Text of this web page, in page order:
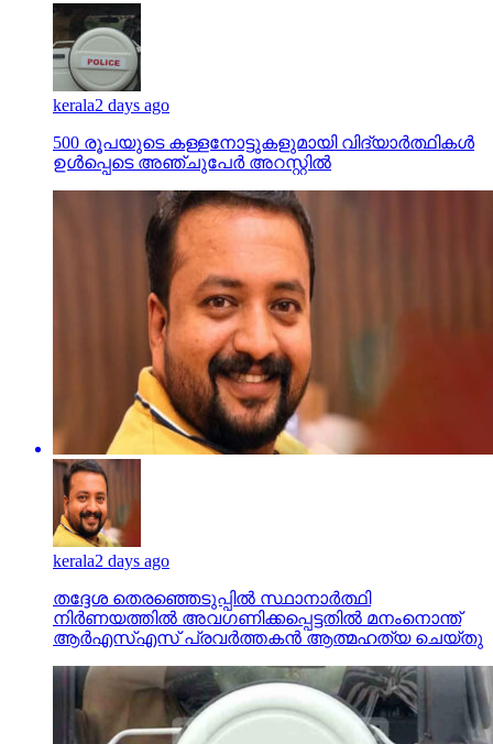
kerala2 days ago
500 രൂപയുടെ കള്ളനോട്ടുകളുമായി വിദ്യാര്‍ത്ഥികള്‍
ഉള്‍പ്പെടെ അഞ്ചുപേര്‍ അറസ്റ്റില്‍
kerala2 days ago
തദ്ദേശ തെരഞ്ഞെടുപ്പില്‍ സ്ഥാനാര്‍ത്ഥി
നിര്‍ണയത്തില്‍ അവഗണിക്കപ്പെട്ടതില്‍ മനംനൊന്ത്
ആര്‍എസ്എസ് പ്രവര്‍ത്തകന്‍ ആത്മഹത്യ ചെയ്തു